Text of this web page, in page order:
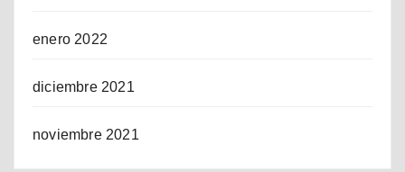
enero 2022
diciembre 2021
noviembre 2021